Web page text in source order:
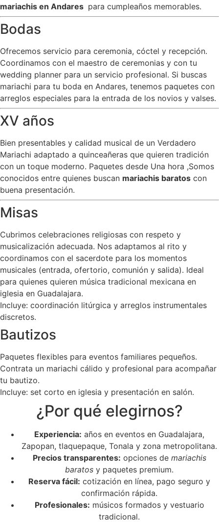
mariachis en Andares para cumpleaños memorables.
Bodas
Ofrecemos servicio para ceremonia, cóctel y recepción.
Coordinamos con el maestro de ceremonias y con tu
wedding planner para un servicio profesional. Si buscas
mariachi para tu boda en Andares, tenemos paquetes con
arreglos especiales para la entrada de los novios y valses.
XV años
Bien presentables y calidad musical de un Verdadero
Mariachi adaptado a quinceañeras que quieren tradición
con un toque moderno. Paquetes desde Una hora ,Somos
conocidos entre quienes buscan mariachis baratos con
buena presentación.
Misas
Cubrimos celebraciones religiosas con respeto y
musicalización adecuada. Nos adaptamos al rito y
coordinamos con el sacerdote para los momentos
musicales (entrada, ofertorio, comunión y salida). Ideal
para quienes quieren música tradicional mexicana en
iglesia en Guadalajara.
Incluye: coordinación litúrgica y arreglos instrumentales
discretos.
Bautizos
Paquetes flexibles para eventos familiares pequeños.
Contrata un mariachi cálido y profesional para acompañar
tu bautizo.
Incluye: set corto en iglesia y presentación en salón.
¿Por qué elegirnos?
Experiencia: años en eventos en Guadalajara,
Zapopan, tlaquepaque, Tonala y zona metropolitana.
Precios transparentes: opciones de mariachis
baratos y paquetes premium.
Reserva fácil: cotización en línea, pago seguro y
confirmación rápida.
Profesionales: músicos formados y vestuario
tradicional.